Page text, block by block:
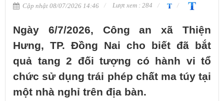
Cập nhật 08/07/2026 14:46 Lượt xem : 284
Ngày 6/7/2026, Công an xã Thiện
Hưng, TP. Đồng Nai cho biết đã bắt
quả tang 2 đối tượng có hành vi tổ
chức sử dụng trái phép chất ma túy tại
một nhà nghỉ trên địa bàn.